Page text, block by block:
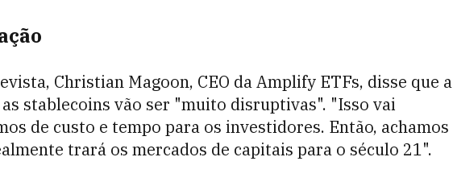
Christian Magoon, CEO da Amplify ETFs, disse que a
stablecoins vão ser "muito disruptivas". "Isso vai
de custo e tempo para os investidores. Então, achamos
trará os mercados de capitais para o século 21".